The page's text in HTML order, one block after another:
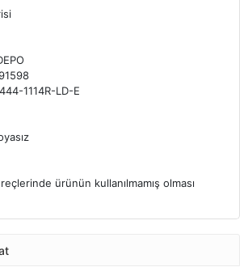
1114R-LD-E
ürünün kullanılmamış olması